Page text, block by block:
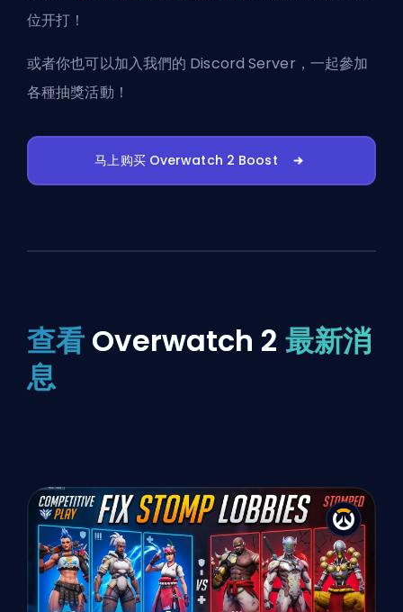
位开打！
或者你也可以加入我們的 Discord Server ，一起參加
各種抽獎活動！
马上购买 Overwatch 2 Boost
查看 Overwatch 2 最新消
息